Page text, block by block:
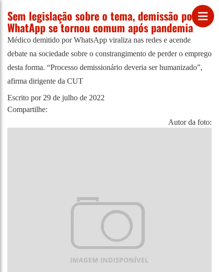
Sem legislação sobre o tema, demissão por
WhatApp se tornou comum após pandemia
Médico demitido por WhatsApp viraliza nas redes e acende
debate na sociedade sobre o constrangimento de perder o emprego
desta forma. “Processo demissionário deveria ser humanizado”,
afirma dirigente da CUT
Escrito por 29 de julho de 2022
Compartilhe:
Autor da foto: